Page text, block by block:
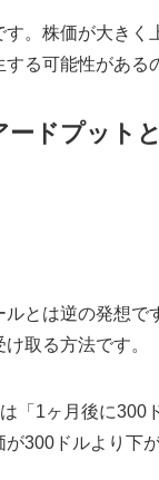
。株価が大きく
る可能性がある
ードプット
とは逆の発想
取る方法です。
「1ヶ月後に300
300ドルより下